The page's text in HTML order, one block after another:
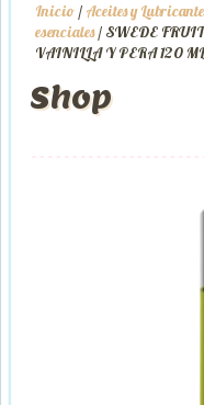
Inicio / Aceites y
esenciales/ SWEDE
VAINILLA Y PERA 120 ML
Shop